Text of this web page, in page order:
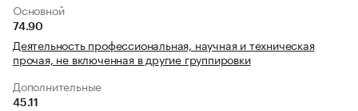
Основной
74.90
Деятельность профессиональная, научная и техническая
прочая, не включенная в другие группировки
Дополнительные
45.11